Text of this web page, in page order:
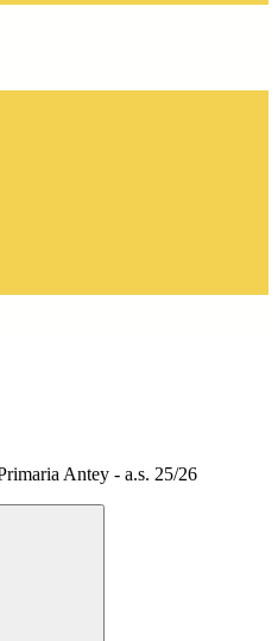
Antey - a.s. 25/26